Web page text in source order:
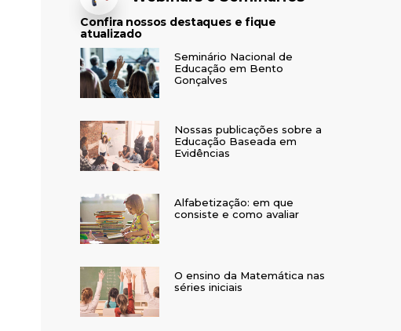
Confira nossos destaques e fique
atualizado
Seminário Nacional de
Educação em Bento
Gonçalves
Nossas publicações sobre a
Educação Baseada em
Evidências
Alfabetização: em que
consiste e como avaliar
O ensino da Matemática nas
séries iniciais